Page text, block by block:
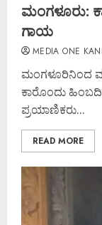
ಮಂಗಳೂರು:
ಗಾಯ
MEDIA ONE
ಮಂಗಳೂರಿನಿಂದ
ಕಾರೊಂದು
ಪ್ರಯಾಣಿಕರು...
READ MORE